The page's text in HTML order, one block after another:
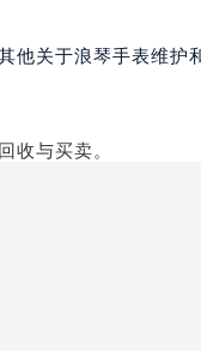
他关于浪琴手表维护